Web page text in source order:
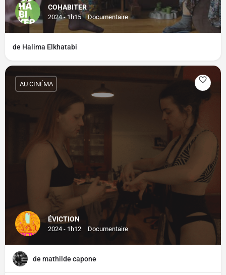
COHABITER
2024 - 1h15 Documentaire
de Halima Elkhatabi
ÉVICTION
2024 - 1h12 Documentaire
AU CINÉMA
de mathilde capone